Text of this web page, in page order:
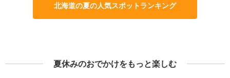
北海道の夏の人気スポットランキング
夏休みのおでかけをもっと楽しむ